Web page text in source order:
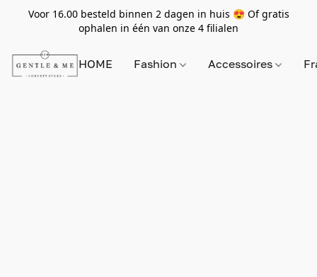
Voor 16.00 besteld binnen 2 dagen in huis 😍 Of gratis
ophalen in één van onze 4 filialen
HOME Fashion Accessoires